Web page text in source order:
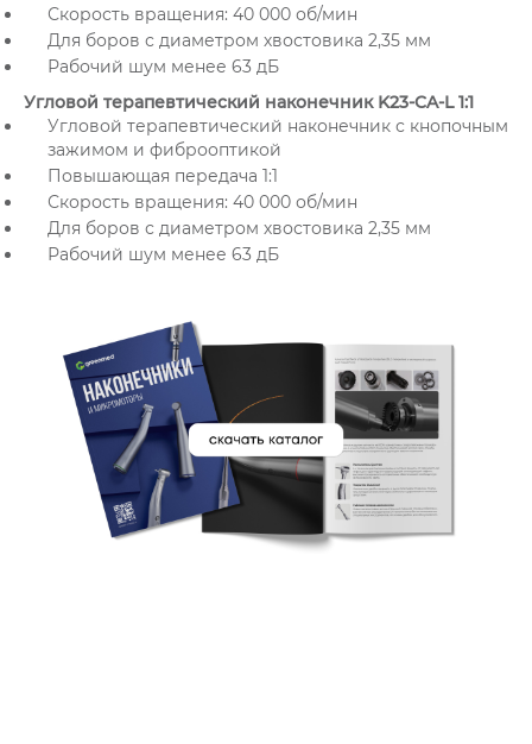
Скорость вращения: 40 000 об/мин
Для боров с диаметром хвостовика 2,35 мм
Рабочий шум менее 63 дБ
Угловой терапевтический наконечник K23-CA-L 1:1
Угловой терапевтический наконечник с кнопочным
зажимом и фиброоптикой
Повышающая передача 1:1
Скорость вращения: 40 000 об/мин
Для боров с диаметром хвостовика 2,35 мм
Рабочий шум менее 63 дБ